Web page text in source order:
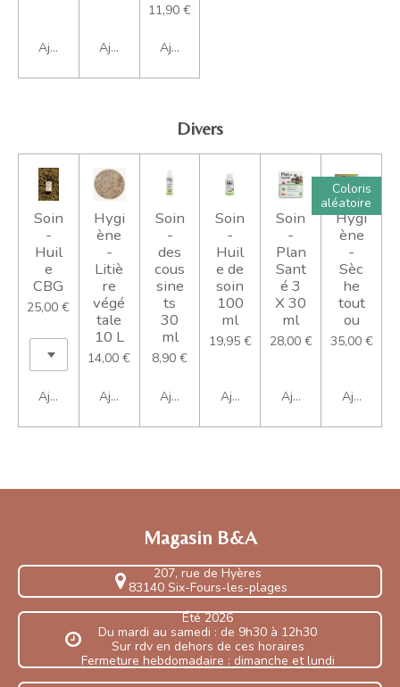
Ajouter au panierAjouter au panier
11,90 €
Ajouter au panier
Divers
Soin
-
Huil
e
CBG
25,00 €
Ajouter au panier
Hygi
ène
-
Litiè
re
végé
tale
10 L
14,00 €
Ajouter au panier
Soin
-
des
cous
sine
ts
30
ml
8,90 €
Ajouter au panier
Soin
-
Huil
e de
soin
100
ml
19,95 €
Ajouter au panier
Soin
-
Plan
Sant
é 3
X 30
ml
28,00 €
Ajouter au panier
Coloris
aléatoire
Hygi
ène
-
Sèc
he
tout
ou
35,00 €
Ajouter
Magasin B&A
207, rue de Hyères
83140 Six-Fours-les-plages
Été 2026
Du mardi au samedi : de 9h30 à 12h30
Sur rdv en dehors de ces horaires
Fermeture hebdomadaire : dimanche et lundi